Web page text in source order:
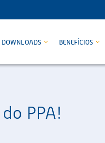
DOWNLOADS BENEFÍCIOS
PPA!